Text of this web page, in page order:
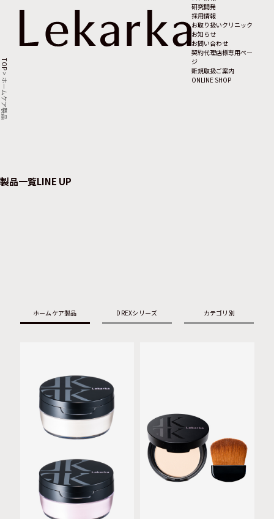
研究開発
採用情報
お取り扱いクリニック
お知らせ
お問い合わせ
契約代理店様専用ペー
ジ
新規取扱ご案内
ONLINE SHOP
TOP
>
ホームケア製品
製品一覧LINE UP
ホームケア製品 DREXシリーズ カテゴリ別